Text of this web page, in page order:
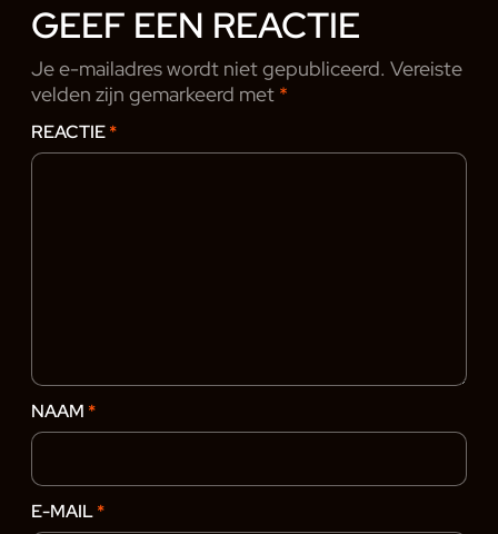
GEEF EEN REACTIE
Je e-mailadres wordt niet gepubliceerd. Vereiste
velden zijn gemarkeerd met *
REACTIE*
NAAM *
E-MAIL*